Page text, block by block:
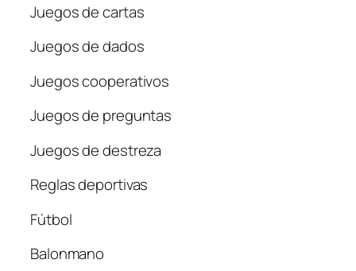
Juegos de cartas
Juegos de dados
Juegos cooperativos
Juegos de preguntas
Juegos de destreza
Reglas deportivas
Fútbol
Balonmano